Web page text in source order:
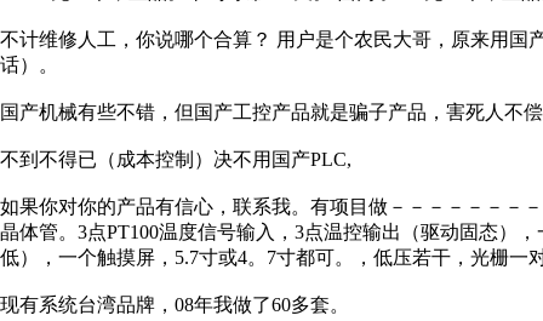
不计维修人工，你说哪个合算？ 用户是个农民大哥，原来用
话）。
国产机械有些不错，但国产工控产品就是骗子产品，害死人不
不到不得已（成本控制）决不用国产PLC,
如果你对你的产品有信心，联系我。有项目做－－－－－－－
晶体管。3点PT100温度信号输入，3点温控输出（驱动固态）
低），一个触摸屏，5.7寸或4。7寸都可。，低压若干，光栅一
现有系统台湾品牌，08年我做了60多套。